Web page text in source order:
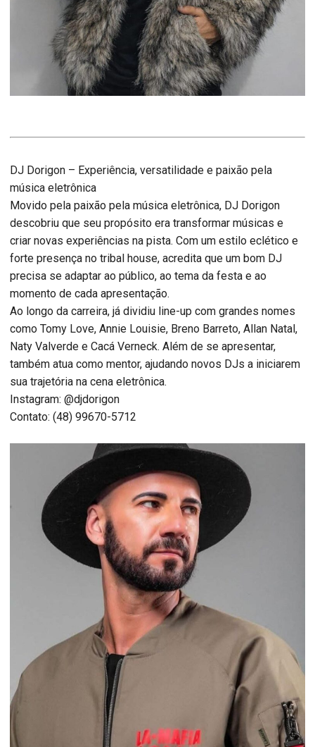
DJ Dorigon – Experiência, versatilidade e paixão pela
música eletrônica
Movido pela paixão pela música eletrônica, DJ Dorigon
descobriu que seu propósito era transformar músicas e
criar novas experiências na pista. Com um estilo eclético e
forte presença no tribal house, acredita que um bom DJ
precisa se adaptar ao público, ao tema da festa e ao
momento de cada apresentação.
Ao longo da carreira, já dividiu line-up com grandes nomes
como Tomy Love, Annie Louisie, Breno Barreto, Allan Natal,
Naty Valverde e Cacá Verneck. Além de se apresentar,
também atua como mentor, ajudando novos DJs a iniciarem
sua trajetória na cena eletrônica.
Instagram: @djdorigon
Contato: (48) 99670-5712